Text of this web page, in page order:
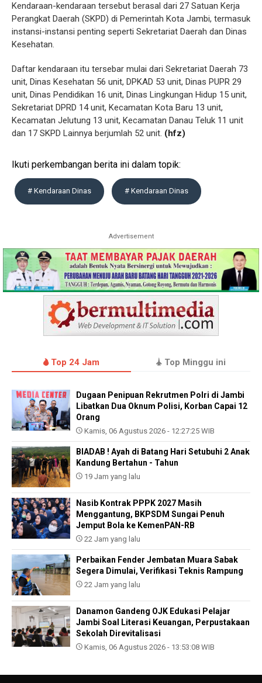
Kendaraan-kendaraan tersebut berasal dari 27 Satuan Kerja
Perangkat Daerah (SKPD) di Pemerintah Kota Jambi, termasuk
instansi-instansi penting seperti Sekretariat Daerah dan Dinas
Kesehatan.
Daftar kendaraan itu tersebar mulai dari Sekretariat Daerah 73
unit, Dinas Kesehatan 56 unit, DPKAD 53 unit, Dinas PUPR 29
unit, Dinas Pendidikan 16 unit, Dinas Lingkungan Hidup 15 unit,
Sekretariat DPRD 14 unit, Kecamatan Kota Baru 13 unit,
Kecamatan Jelutung 13 unit, Kecamatan Danau Teluk 11 unit
dan 17 SKPD Lainnya berjumlah 52 unit. (hfz)
Ikuti perkembangan berita ini dalam topik:
# Kendaraan Dinas # Kendaraan Dinas
Advertisement
Top 24 Jam Top Minggu ini
Dugaan Penipuan Rekrutmen Polri di Jambi
Libatkan Dua Oknum Polisi, Korban Capai 12
Orang
Kamis, 06 Agustus 2026 - 12:27:25 WIB
BIADAB ! Ayah di Batang Hari Setubuhi 2 Anak
Kandung Bertahun - Tahun
19 Jam yang lalu
Nasib Kontrak PPPK 2027 Masih
Menggantung, BKPSDM Sungai Penuh
Jemput Bola ke KemenPAN-RB
22 Jam yang lalu
Perbaikan Fender Jembatan Muara Sabak
Segera Dimulai, Verifikasi Teknis Rampung
22 Jam yang lalu
Danamon Gandeng OJK Edukasi Pelajar
Jambi Soal Literasi Keuangan, Perpustakaan
Sekolah Direvitalisasi
Kamis, 06 Agustus 2026 - 13:53:08 WIB